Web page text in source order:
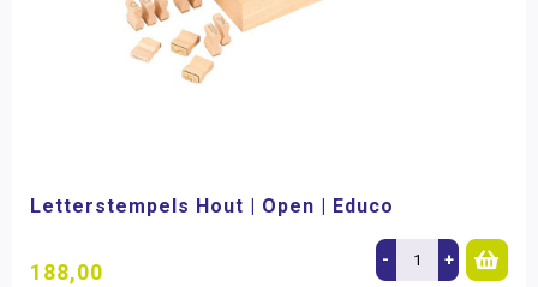
Letterstempels Hout | Open | Educo
188,00 - +